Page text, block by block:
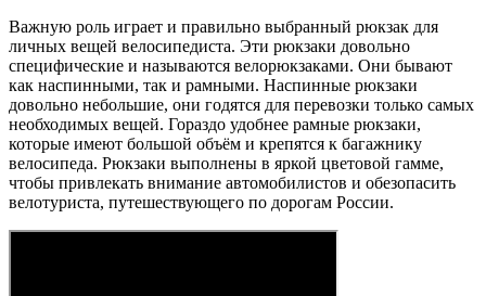
Важную роль играет и правильно выбранный рюкзак для
личных вещей велосипедиста. Эти рюкзаки довольно
специфические и называются велорюкзаками. Они бывают
как наспинными, так и рамными. Наспинные рюкзаки
довольно небольшие, они годятся для перевозки только самых
необходимых вещей. Гораздо удобнее рамные рюкзаки,
которые имеют большой объём и крепятся к багажнику
велосипеда. Рюкзаки выполнены в яркой цветовой гамме,
чтобы привлекать внимание автомобилистов и обезопасить
велотуриста, путешествующего по дорогам России.